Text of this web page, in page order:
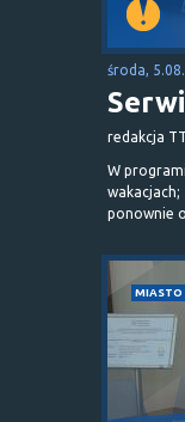
środa,
redakcja
W
ponownie
MIASTO